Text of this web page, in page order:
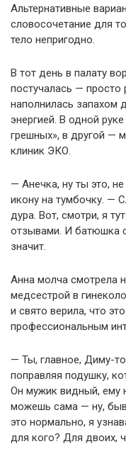
Альтернативные
словосочетание для
тело непригодно.
В тот день в палату
постучалась — просто
наполнилась запахом
энергией. В одной
грешных», в другой —
клиник ЭКО.
— Анечка, ну ты это,
икону на тумбочку. —
дура. Вот, смотри, я
отзывами. И батюшка
значит.
Анна молча смотрела
медсестрой в
и свято верила, что
профессиональным
— Ты, главное, Диму-
поправляя подушку,
Он мужик видный, ему
можешь сама — ну,
это нормально, я
для кого? Для двоих,